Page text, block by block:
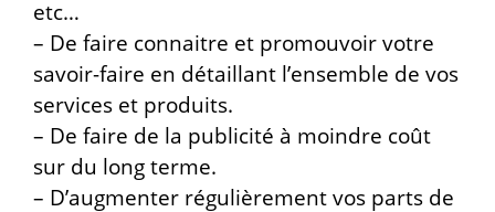
etc…
– De faire connaitre et promouvoir votre
savoir-faire en détaillant l’ensemble de vos
services et produits.
– De faire de la publicité à moindre coût
sur du long terme.
– D’augmenter régulièrement vos parts de